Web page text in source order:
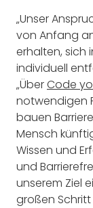
„Unser
von Anfang
erhalten, sich
individuell
„ÜberCode
notwendigen
bauen
Mensch
Wissen und
und
unserem Ziel
großen Schritt